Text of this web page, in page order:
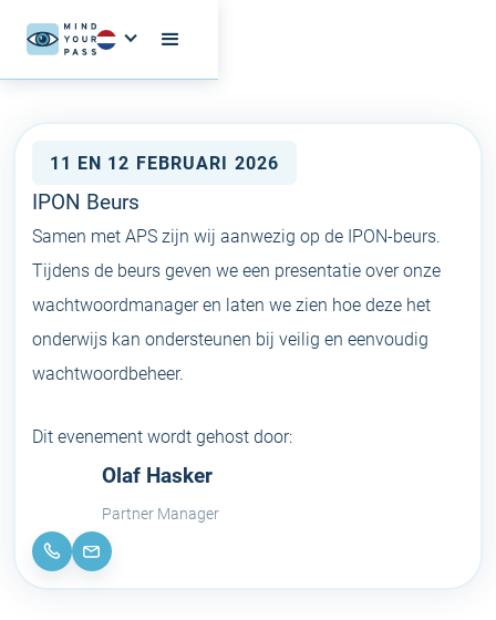
11 EN 12 FEBRUARI 2026
IPON Beurs
Samen met APS zijn wij aanwezig op de IPON-beurs.
Tijdens de beurs geven we een presentatie over onze
wachtwoordmanager en laten we zien hoe deze het
onderwijs kan ondersteunen bij veilig en eenvoudig
wachtwoordbeheer.
Dit evenement wordt gehost door:
Olaf Hasker
Partner Manager